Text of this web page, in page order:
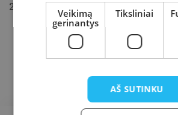
KANARSKAS, Julius. 1831
Kretingos apylinkėse.
6, nr. 28, p. 3.
Parengė
Veikimą
gerinantys
Tiksliniai
AŠ SUTINKU